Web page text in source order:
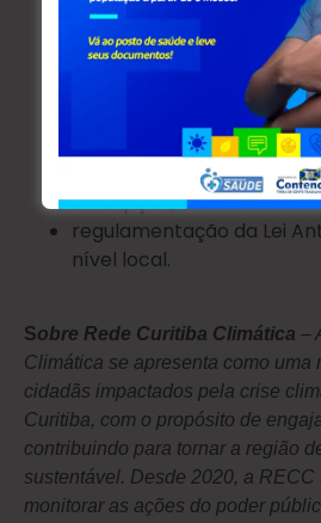
aberto;
fortalecimento de
social, audiências e
orçamento participativo
a criação de conselhos
municipais de
corrupção;
regulamentação da Lei
nível local.
Sobre Rede Curitiba Climática –
Climática se apresenta como uma
cidadãs impactados pela crise
Curitiba, com o propósito de
contribuindo para tornar a região
sustentável. Desde 2020, a RECC
monitorar as ações do poder